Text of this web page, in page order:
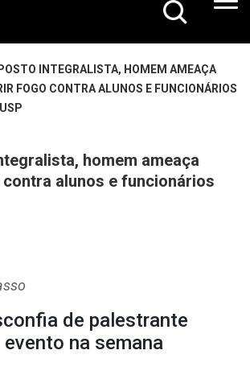
INTEGRALISTA, HOMEM AMEAÇA
FOGO CONTRA ALUNOS E FUNCIONÁRIOS
homem ameaça
alunos e funcionários
de palestrante
na semana